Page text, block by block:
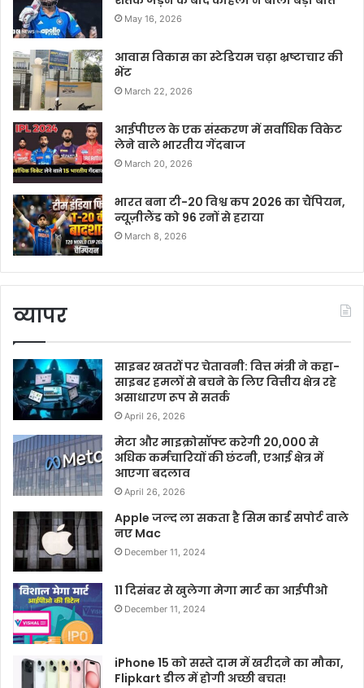
May 16, 2026
आवास विकास का स्टेडियम चढ़ा भ्रष्टाचार की
भेंट
March 22, 2026
आईपीएल के एक संस्करण में सर्वाधिक विकेट
लेने वाले भारतीय गेंदबाज
March 20, 2026
भारत बना टी-20 विश्व कप 2026 का चैंपियन,
न्यूज़ीलैंड को 96 रनों से हराया
March 8, 2026
व्यापर
साइबर खतरों पर चेतावनी: वित्त मंत्री ने कहा-
साइबर हमलों से बचने के लिए वित्तीय क्षेत्र रहे
असाधारण रूप से सतर्क
April 26, 2026
मेटा और माइक्रोसॉफ्ट करेगी 20,000 से
अधिक कर्मचारियों की छंटनी, एआई क्षेत्र में
आएगा बदलाव
April 26, 2026
Apple जल्द ला सकता है सिम कार्ड सपोर्ट वाले
नए Mac
December 11, 2024
11 दिसंबर से खुलेगा मेगा मार्ट का आईपीओ
December 11, 2024
iPhone 15 को सस्ते दाम में खरीदने का मौका,
Flipkart डील में होगी अच्छी बचत!